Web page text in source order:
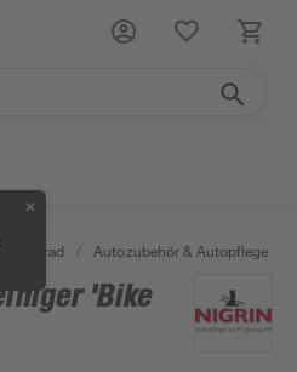
✕
Fahrrad / Autozubehör & Autopflege
'Bike